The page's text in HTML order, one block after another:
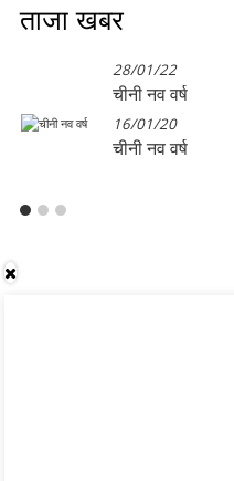
ताजा खबर
28/01/22
चीनी नव वर्ष
16/01/20
चीनी नव वर्ष